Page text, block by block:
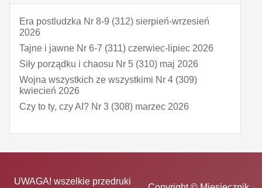
Era postludzka Nr 8-9 (312) sierpień-wrzesień
2026
Tajne i jawne Nr 6-7 (311) czerwiec-lipiec 2026
Siły porządku i chaosu Nr 5 (310) maj 2026
Wojna wszystkich ze wszystkimi Nr 4 (309)
kwiecień 2026
Czy to ty, czy AI? Nr 3 (308) marzec 2026
UWAGA! wszelkie przedruki